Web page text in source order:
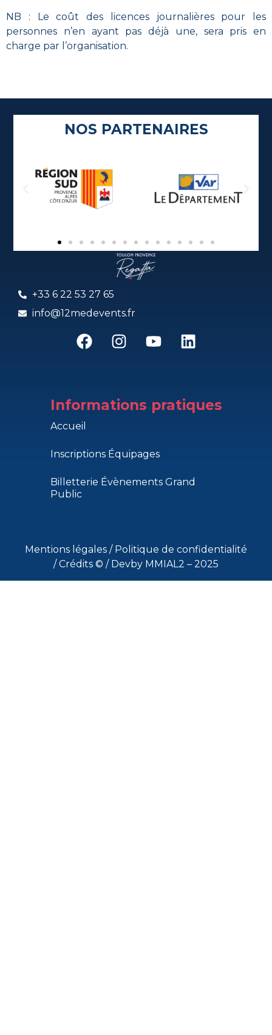
NB : Le coût des licences journalières pour les
personnes n’en ayant pas déjà une, sera pris en
charge par l’organisation.
NOS PARTENAIRES
+33 6 22 53 27 65
info@12medevents.fr
Accueil
Inscriptions Équipages
Billetterie Évènements Grand
Public
Informations pratiques
Mentions légales / Politique de confidentialité
/Crédits © / Devby MMIAL2 – 2025